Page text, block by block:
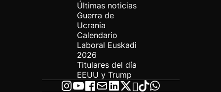
Últimas noticias
Guerra de
Ucrania
Calendario
Laboral Euskadi
2026
Titulares del día
EEUU y Trump